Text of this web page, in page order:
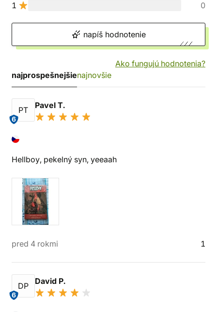
1
0
napíš hodnotenie
Ako fungujú hodnotenia?
najprospešnejšienajnovšie
PT
6
Pavel T.
Hellboy, pekelný syn, yeeaah
pred 4 rokmi 1
DP
6
David P.